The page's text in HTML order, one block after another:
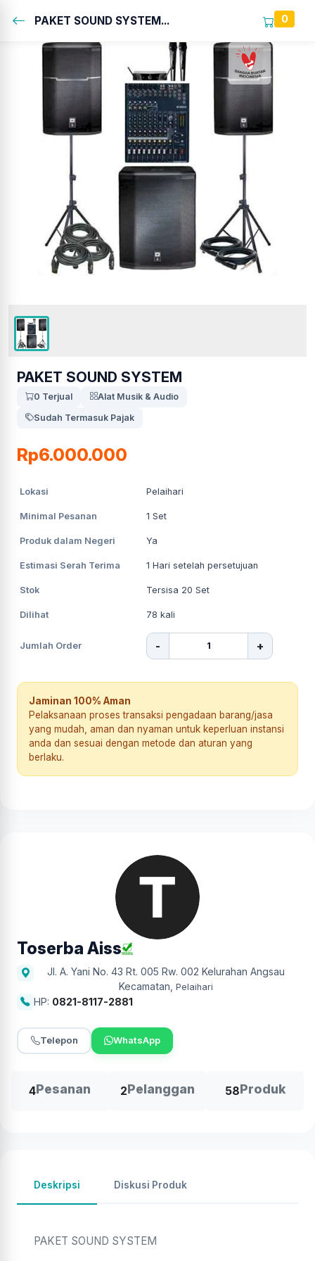
PAKET SOUND SYSTEM... 0
PAKET SOUND SYSTEM
0 Terjual
Alat Musik & Audio
Sudah Termasuk Pajak
Rp6.000.000
Lokasi Pelaihari
Minimal Pesanan 1 Set
Produk dalam Negeri Ya
Estimasi Serah Terima 1 Hari setelah persetujuan
Stok Tersisa 20 Set
Dilihat 78 kali
Jumlah Order - +
Jaminan 100% Aman
Pelaksanaan proses transaksi pengadaan barang/jasa
yang mudah, aman dan nyaman untuk keperluan instansi
anda dan sesuai dengan metode dan aturan yang
berlaku.
Toserba Aiss
Jl. A. Yani No. 43 Rt. 005 Rw. 002 Kelurahan Angsau
Kecamatan Pelaihari
HP: 0821-8117-2881
Telepon WhatsApp
4Pesanan 2Pelanggan 58Produk
Deskripsi Diskusi Produk
PAKET SOUND SYSTEM